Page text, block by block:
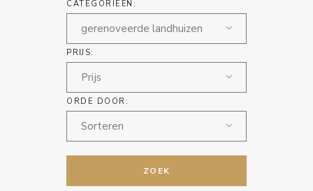
CATEGORIEËN:
gerenoveerde landhuizen
PRIJS:
Prijs
ORDE DOOR:
Sorteren
ZOEK